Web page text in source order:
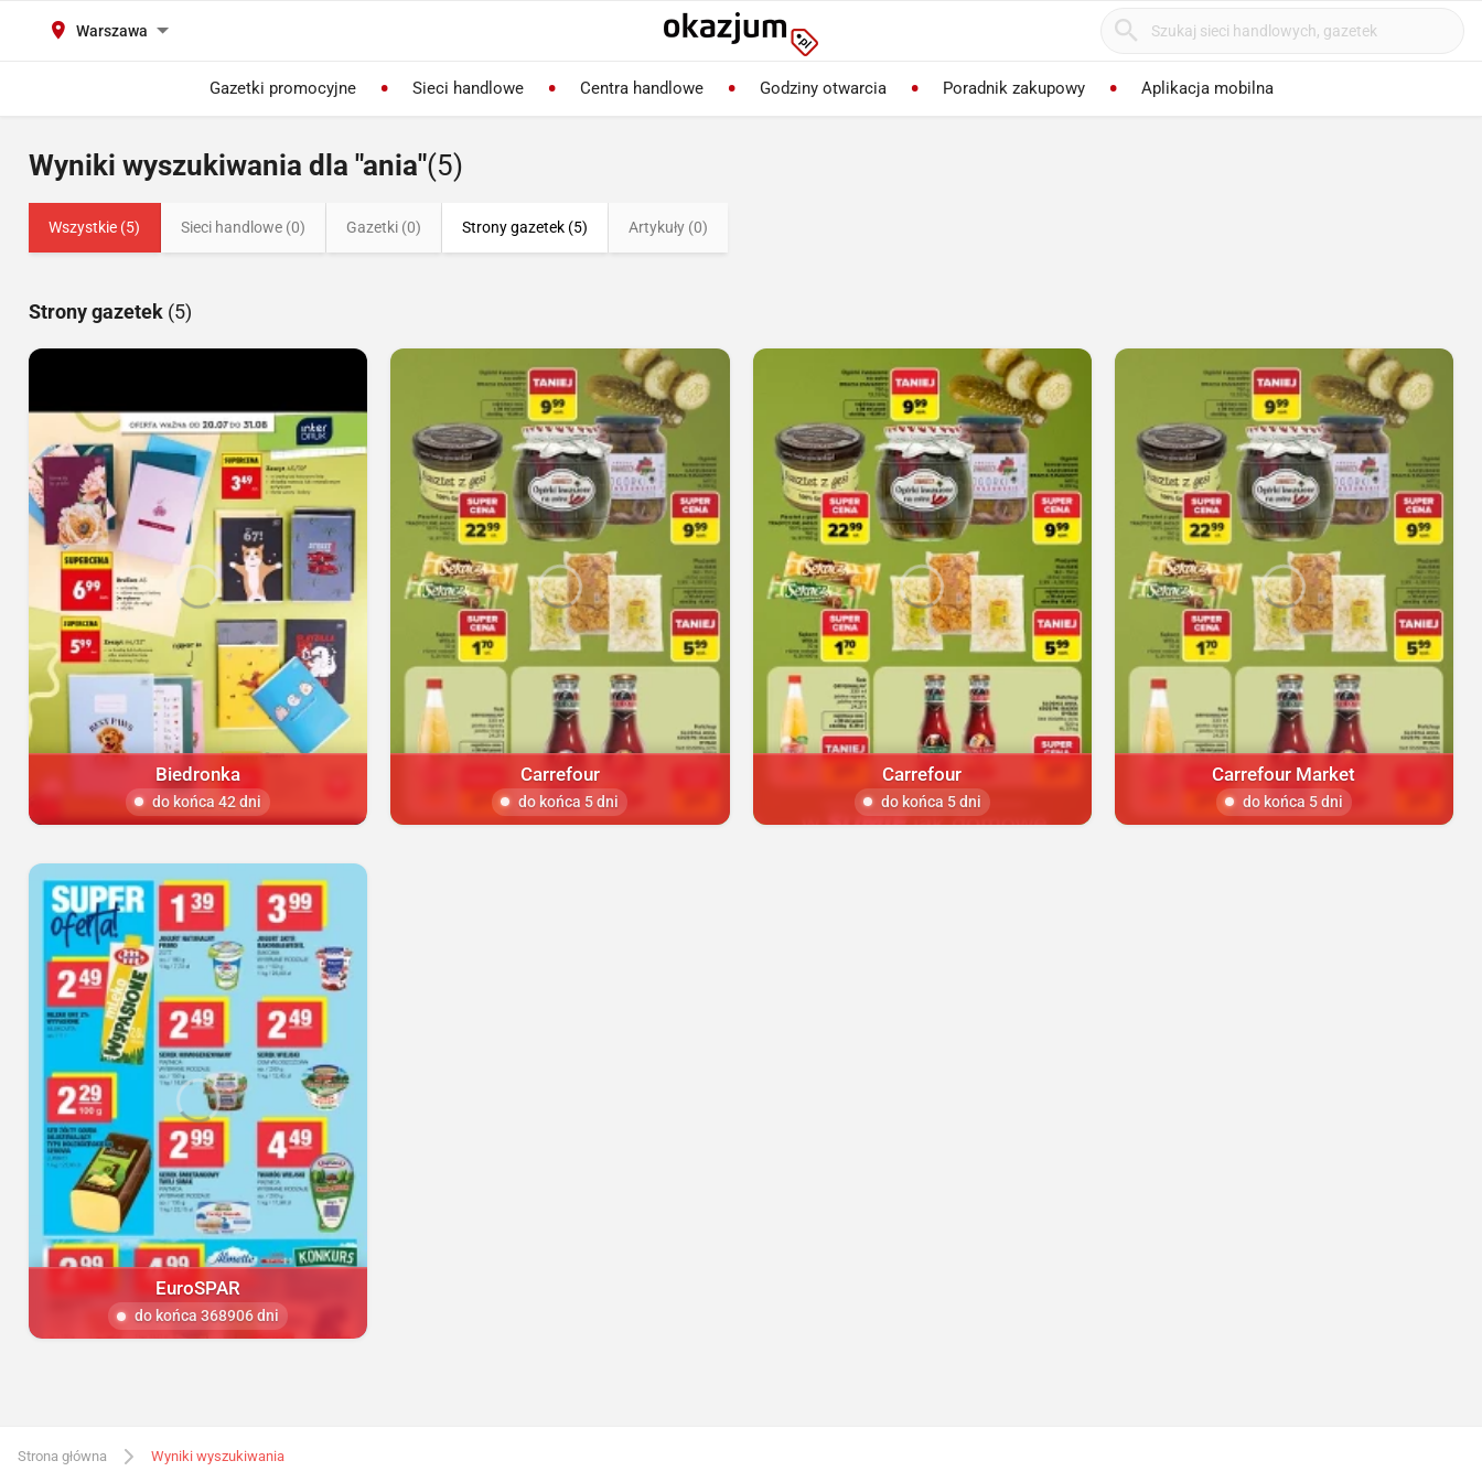
Warszawa
Gazetki promocyjne Sieci handlowe Centra handlowe Godziny otwarcia Poradnik zakupowy Aplikacja mobilna
Wyniki wyszukiwania dla "ania"(5)
Wszystkie (5) Sieci handlowe (0) Gazetki (0) Strony gazetek (5) Artykuły (0)
Strony gazetek (5)
Biedronka
do końca 42 dni
Carrefour
do końca 5 dni
Carrefour
do końca 5 dni
Carrefour Market
do końca 5 dni
EuroSPAR
do końca 368906 dni
Strona główna Wyniki wyszukiwania